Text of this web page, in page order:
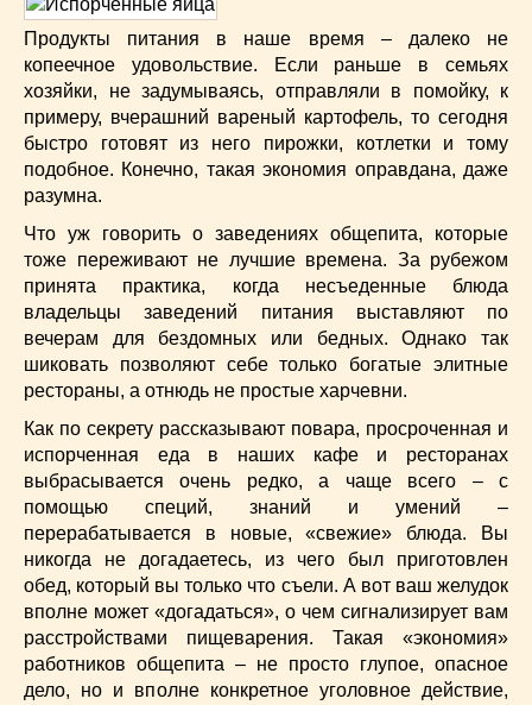
Соусы(8)
Супы(45)
Торты(52)
Украинская кухня(129)
Фасоль(20)
Фото еды
(10)
Французская кухня
Хлеб
Что приготовить из тыквы
(14)
Что приготовить на завтрак?(68)
Что приготовить на ужин?(254)
Японская кухня
(16)
Продукты питания в наше время – далеко не
копеечное удовольствие. Если раньше в семьях
хозяйки, не задумываясь, отправляли в помойку, к
примеру, вчерашний вареный картофель, то сегодня
быстро готовят из него пирожки, котлетки и тому
подобное. Конечно, такая экономия оправдана, даже
разумна.
Что уж говорить о заведениях общепита, которые
тоже переживают не лучшие времена. За рубежом
принята практика, когда несъеденные блюда
владельцы заведений питания выставляют по
вечерам для бездомных или бедных. Однако так
шиковать позволяют себе только богатые элитные
рестораны, а отнюдь не простые харчевни.
Как по секрету рассказывают повара, просроченная и
испорченная еда в наших кафе и ресторанах
выбрасывается очень редко, а чаще всего – с
помощью специй, знаний и умений –
перерабатывается в новые, «свежие» блюда. Вы
никогда не догадаетесь, из чего был приготовлен
обед, который вы только что съели. А вот ваш желудок
вполне может «догадаться», о чем сигнализирует вам
расстройствами пищеварения. Такая «экономия»
работников общепита – не просто глупое, опасное
дело, но и вполне конкретное уголовное действие,